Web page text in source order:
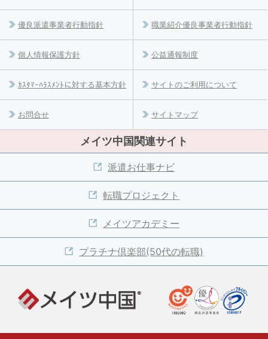
優良派遣事業者行動指針 職業紹介優良事業者行動指針
個人情報保護方針 公益通報制度
ｶｽﾀﾏｰﾊﾗｽﾒﾝﾄに対する基本方針 サイトのご利用について
お問合せ サイトマップ
メイツ中国関連サイト
派遣お仕事ナビ
転職プロジェクト
メイツアカデミー
プラチナ倶楽部(50代の転職)